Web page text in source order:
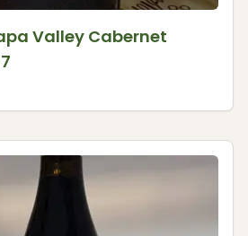
Valley Cabernet